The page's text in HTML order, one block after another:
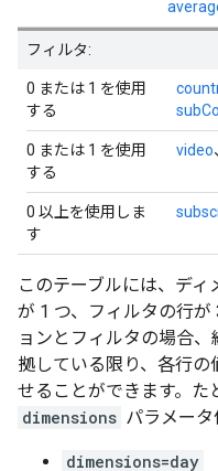
フィルタ:
0 または 1 を使用
する
0 または 1 を使用
する
video
0 以上を使用しま
す
このテーブルには、デ
が 1 つ、フィルタの行
ョンとフィルタの場合
拠している限り、各行
せることができます。た
dimensions パラメータ
dimensions=day